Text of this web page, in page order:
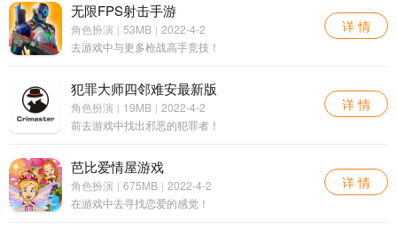
无限FPS射击手游
角色扮演 | 53MB | 2022-4-2
去游戏中与更多枪战高手竞技！
详 情
犯罪大师四邻难安最新版
角色扮演 | 19MB | 2022-4-2
前去游戏中找出邪恶的犯罪者！
详 情
芭比爱情屋游戏
角色扮演 | 675MB | 2022-4-2
在游戏中去寻找恋爱的感觉！
详 情